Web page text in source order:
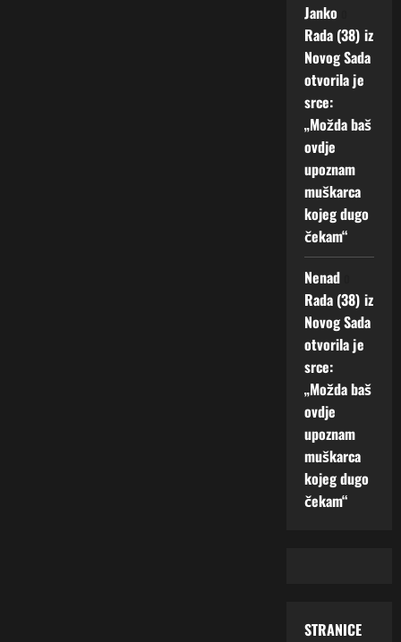
Janko
Rada (38) iz
Novog Sada
otvorila je
srce:
„Možda baš
ovdje
upoznam
muškarca
kojeg dugo
čekam“
Nenad
Rada (38) iz
Novog Sada
otvorila je
srce:
„Možda baš
ovdje
upoznam
muškarca
kojeg dugo
čekam“
STRANICE